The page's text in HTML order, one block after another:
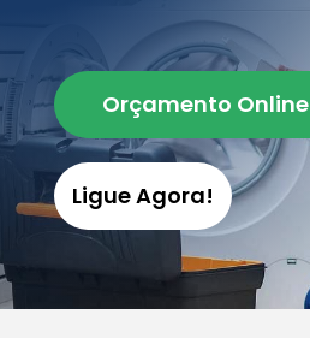
Orçamento Online
Ligue Agora!